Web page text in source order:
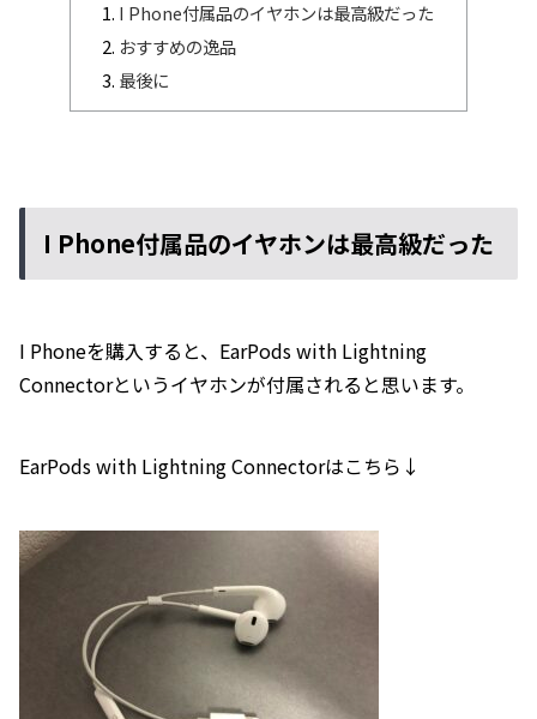
I Phone付属品のイヤホンは最高級だった
おすすめの逸品
最後に
I Phone付属品のイヤホンは最高級だった
I Phoneを購入すると、EarPods with Lightning
Connectorというイヤホンが付属されると思います。
EarPods with Lightning Connectorはこちら↓